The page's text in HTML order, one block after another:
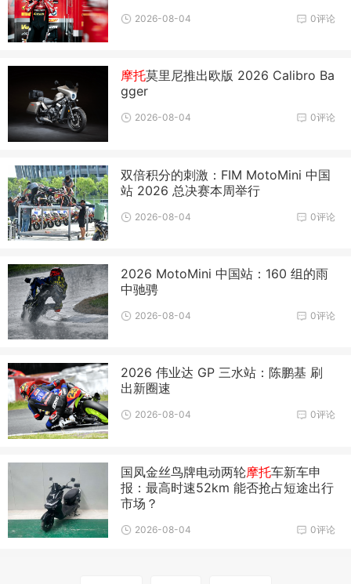
0评论
2026-08-04
摩托莫里尼推出欧版 2026 Calibro Ba
gger
0评论
2026-08-04
双倍积分的刺激：FIM MotoMini 中国
站 2026 总决赛本周举行
0评论
2026-08-04
2026 MotoMini 中国站：160 组的雨
中驰骋
0评论
2026-08-04
2026 伟业达 GP 三水站：陈鹏基 刷
出新圈速
0评论
2026-08-04
国凤金丝鸟牌电动两轮摩托车新车申
报：最高时速52km 能否抢占短途出行
市场？
0评论
2026-08-04